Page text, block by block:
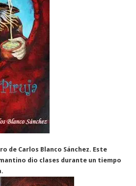
de Carlos Blanco Sánchez. Este
dio clases durante un tiempo